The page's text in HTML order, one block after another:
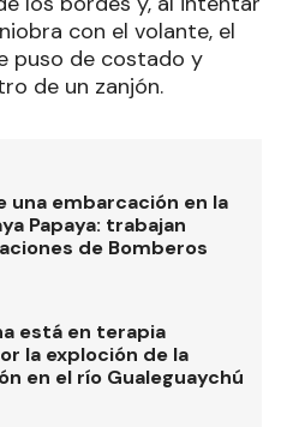
con el volante, el
puso de costado y
de un zanjón.
una embarcación en la
Papaya: trabajan
de Bomberos
está en terapia
la exploción de la
en el río Gualeguaychú